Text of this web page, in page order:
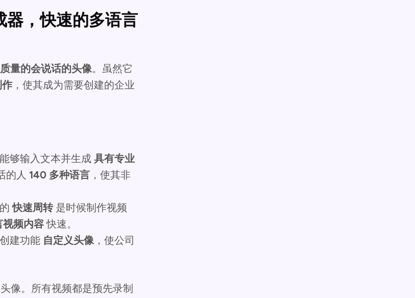
，快速的多语言
量的会说话的头像。虽然它
，使其成为需要创建的企业
够输入文本并生成 具有专业
的人 140 多种语言 ，使其非
快速周转是时候制作视频
视频内容快速。
建功能 自定义头像，使公司
像。所有视频都是预先录制